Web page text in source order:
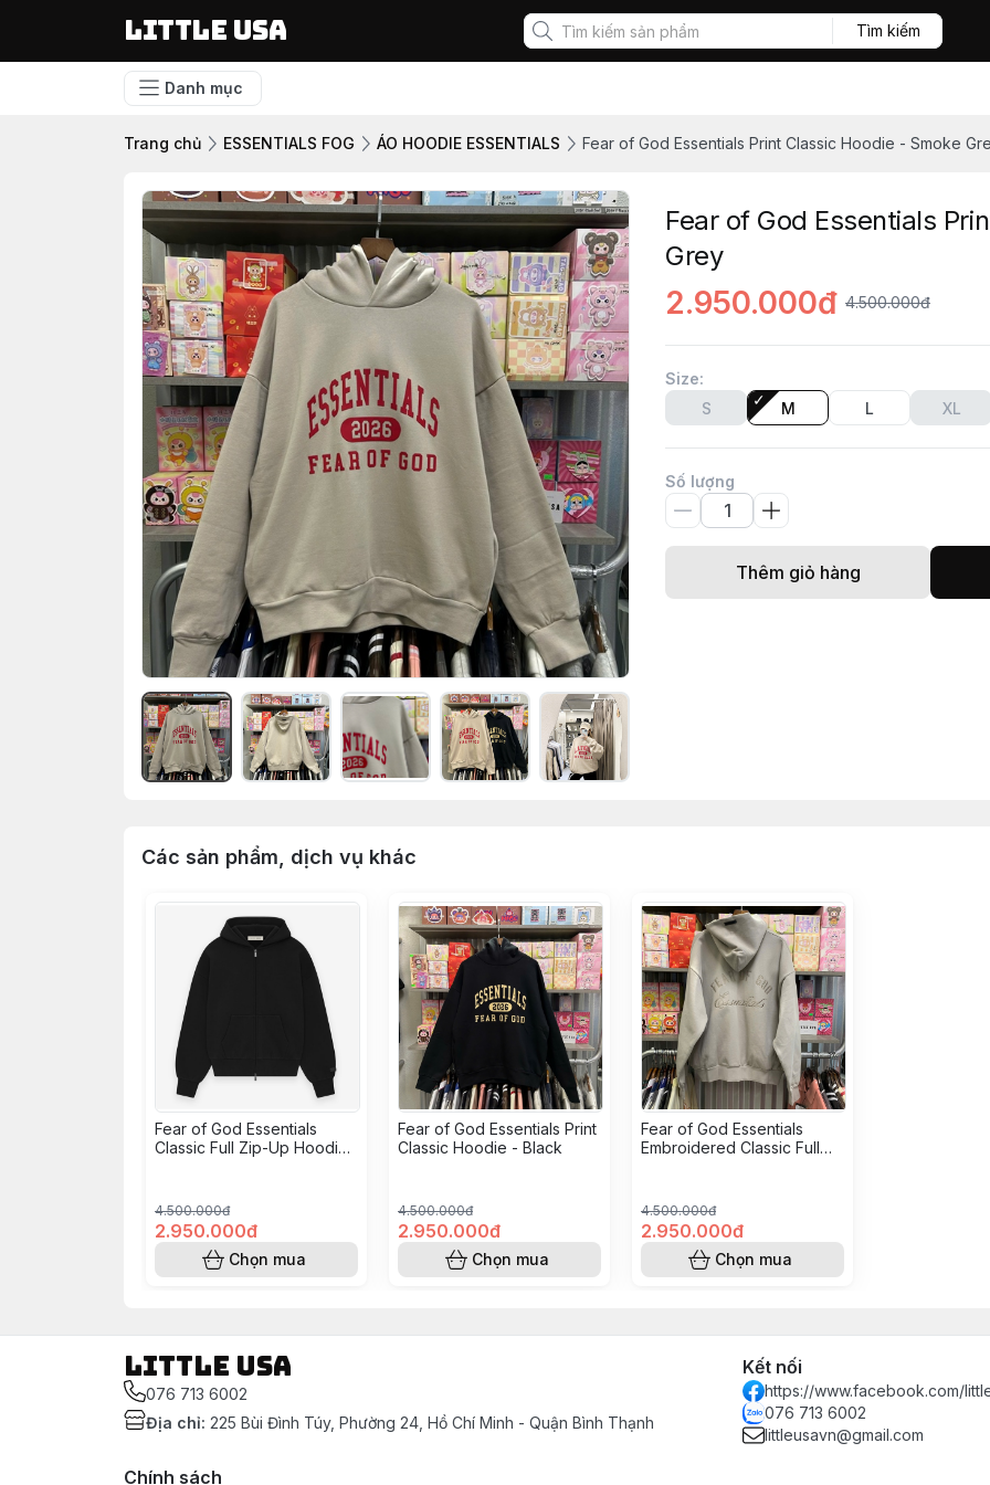
LITTLE USA Tìm kiếm
Danh mục
Trang chủ ESSENTIALS FOG ÁO HOODIE ESSENTIALS Fear of God Essentials Print Classic Hoodie - Smoke
Fear of God Essentials
Grey
2.950.000đ 4.500.000đ
Size:
S
M L XL
Số lượng
Thêm giỏ hàng
Các sản phẩm, dịch vụ khác
Fear of God Essentials
Classic Full Zip-Up Hoodie
4.500.000đ
2.950.000đ
Chọn mua
Fear of God Essentials Print
Classic Hoodie - Black
4.500.000đ
2.950.000đ
Chọn mua
Fear of God Essentials
Embroidered Classic Full
4.500.000đ
2.950.000đ
Chọn mua
LITTLE USA
076 713 6002
Địa chỉ: 225 Bùi Đình Túy, Phường 24, Hồ Chí Minh - Quận Bình Thạnh
Kết nối
https://www.facebook.com/
076 713 6002
littleusavn@gmail.com
Chính sách